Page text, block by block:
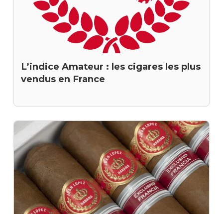
L’indice Amateur : les cigares les plus
vendus en France